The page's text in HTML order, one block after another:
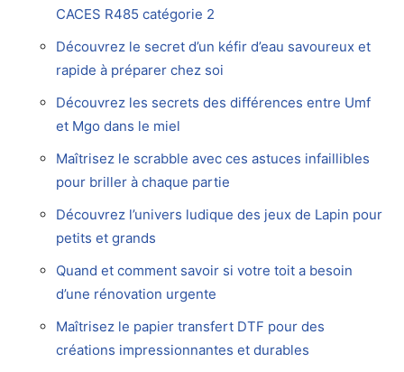
CACES R485 catégorie 2
Découvrez le secret d’un kéfir d’eau savoureux et
rapide à préparer chez soi
Découvrez les secrets des différences entre Umf
et Mgo dans le miel
Maîtrisez le scrabble avec ces astuces infaillibles
pour briller à chaque partie
Découvrez l’univers ludique des jeux de Lapin pour
petits et grands
Quand et comment savoir si votre toit a besoin
d’une rénovation urgente
Maîtrisez le papier transfert DTF pour des
créations impressionnantes et durables